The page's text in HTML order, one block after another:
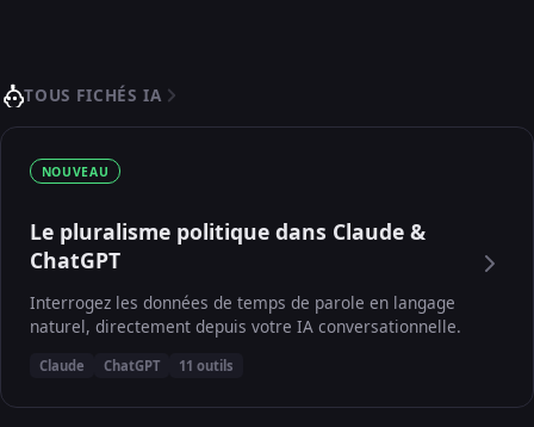
TOUS FICHÉS IA
NOUVEAU
Le pluralisme politique dans Claude &
ChatGPT
Interrogez les données de temps de parole en langage
naturel, directement depuis votre IA conversationnelle.
Claude ChatGPT 11 outils